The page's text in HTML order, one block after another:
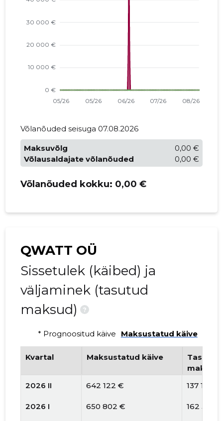
Võlanõuded seisuga 07.08.2026
Maksuvõlg
0,00 €
Võlausaldajate võlanõuded
0,00 €
Võlanõuded kokku: 0,00 €
QWATT OÜ
Sissetulek (käibed) ja
väljaminek (tasutud
maksud)
?
* Prognoositud käive Maksustatud käive
Kvartal Maksustatud käive
maksud
2026 II
642 122 € 137 124 €
2026 I 650 802 € 162 572